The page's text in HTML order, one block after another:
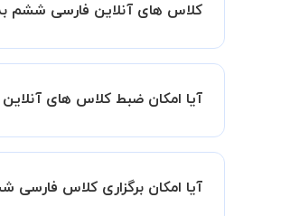
کلاس های آنلاین فارسی ششم
اگر تاکنون تجربه برگزاری
آیا امکان ضبط کلاس های
بله، فقط این موضوع را بایستی
آیا امکان برگزاری کلاس